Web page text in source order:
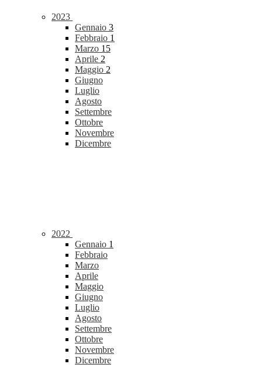
2023
Gennaio 3
Febbraio 1
Marzo 15
Aprile 2
Maggio 2
Giugno
Luglio
Agosto
Settembre
Ottobre
Novembre
Dicembre
2022
Gennaio 1
Febbraio
Marzo
Aprile
Maggio
Giugno
Luglio
Agosto
Settembre
Ottobre
Novembre
Dicembre